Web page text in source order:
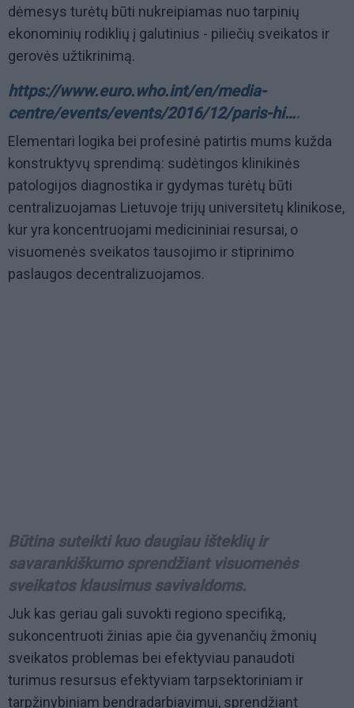
dėmesys turėtų būti nukreipiamas nuo tarpinių
ekonominių rodiklių į galutinius - piliečių sveikatos ir
gerovės užtikrinimą.
https://www.euro.who.int/en/media-
centre/events/events/2016/12/paris-hi….
Elementari logika bei profesinė patirtis mums kužda
konstruktyvų sprendimą: sudėtingos klinikinės
patologijos diagnostika ir gydymas turėtų būti
centralizuojamas Lietuvoje trijų universitetų klinikose,
kur yra koncentruojami medicininiai resursai, o
visuomenės sveikatos tausojimo ir stiprinimo
paslaugos decentralizuojamos.
Būtina suteikti kuo daugiau išteklių ir
savarankiškumo sprendžiant visuomenės
sveikatos klausimus savivaldoms.
Juk kas geriau gali suvokti regiono specifiką,
sukoncentruoti žinias apie čia gyvenančių žmonių
sveikatos problemas bei efektyviau panaudoti
turimus resursus efektyviam tarpsektoriniam ir
tarpžinybiniam bendradarbiavimui, sprendžiant